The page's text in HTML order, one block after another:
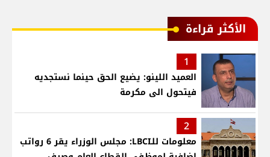
الأكثر قراءة
1
العميد اللينو: يضيع الحق حينما نستجديه
فيتحول الى مكرمة
2
معلومات للـLBCI: مجلس الوزراء يقر 6 رواتب